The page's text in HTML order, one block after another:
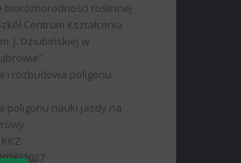
bioróżnorodności roślinnej
Centrum Kształcenia
J. Dziubińskiej w
i rozbudowa poligonu
poligonu nauki jazdy na
2027